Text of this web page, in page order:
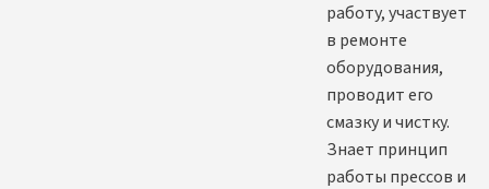
работу, участвует
в ремонте
оборудования,
проводит его
смазку и чистку.
Знает принцип
работы прессов и